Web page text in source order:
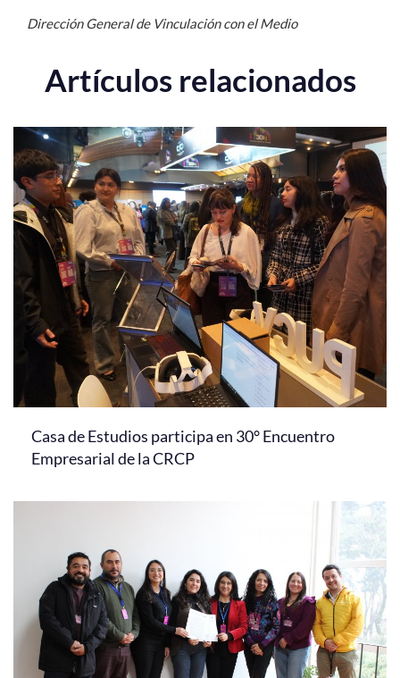
Dirección General de Vinculación con el Medio
Artículos relacionados
Casa de Estudios participa en 30° Encuentro
Empresarial de la CRCP